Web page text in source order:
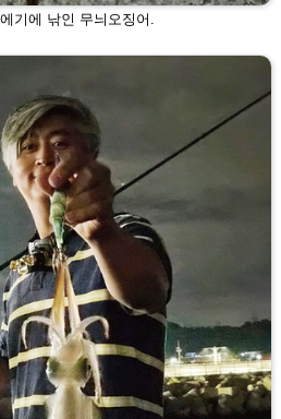
기에 낚인 무늬오징어.